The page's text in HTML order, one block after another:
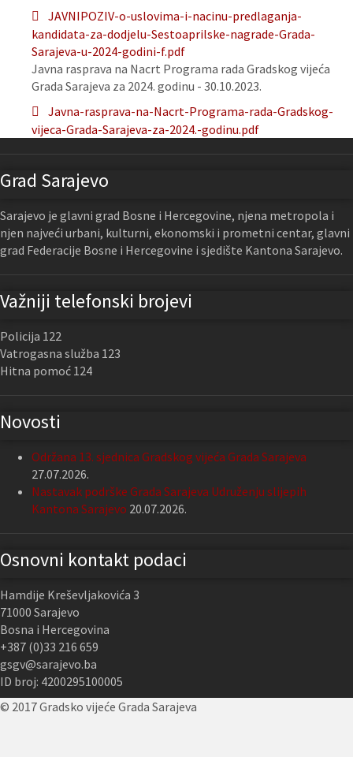
JAVNIPOZIV-o-uslovima-i-nacinu-predlaganja-
kandidata-za-dodjelu-Sestoaprilske-nagrade-Grada-
Sarajeva-u-2024-godini-f.pdf
Javna rasprava na Nacrt Programa rada Gradskog vijeća
Grada Sarajeva za 2024. godinu - 30.10.2023.
Javna-rasprava-na-Nacrt-Programa-rada-Gradskog-
vijeca-Grada-Sarajeva-za-2024.-godinu.pdf
Grad Sarajevo
Sarajevo je glavni grad Bosne i Hercegovine, njena metropola i
njen najveći urbani, kulturni, ekonomski i prometni centar, glavni
grad Federacije Bosne i Hercegovine i sjedište Kantona Sarajevo.
Važniji telefonski brojevi
Policija 122
Vatrogasna služba 123
Hitna pomoć 124
Novosti
Održana 13. sjednica Gradskog vijeća Grada Sarajeva
27.07.2026.
Nastavak podrške Grada Sarajeva Udruženju slijepih
Kantona Sarajevo 20.07.2026.
Osnovni kontakt podaci
Hamdije Kreševljakovića 3
71000 Sarajevo
Bosna i Hercegovina
+387 (0)33 216 659
gsgv@sarajevo.ba
ID broj: 4200295100005
© 2017 Gradsko vijeće Grada Sarajeva